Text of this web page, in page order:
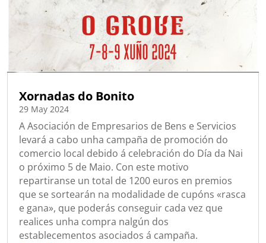
Xornadas do Bonito
29 May 2024
A Asociación de Empresarios de Bens e Servicios
levará a cabo unha campaña de promoción do
comercio local debido á celebración do Día da Nai
o próximo 5 de Maio. Con este motivo
repartiranse un total de 1200 euros en premios
que se sortearán na modalidade de cupóns «rasca
e gana», que poderás conseguir cada vez que
realices unha compra nalgún dos
establecementos asociados á campaña.